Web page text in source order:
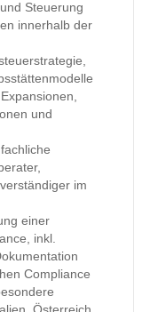
Steuerung
innerhalb der
und
im
einer
inkl.
Compliance